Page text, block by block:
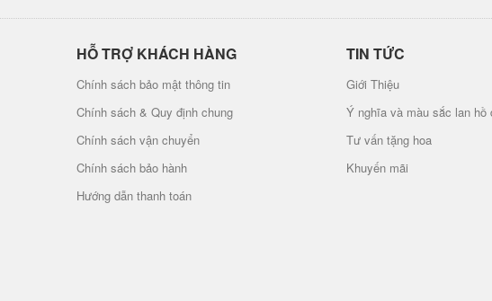
HỖ TRỢ KHÁCH HÀNG
Chính sách bảo mật thông tin
Chính sách & Quy định chung
Chính sách vận chuyển
Chính sách bảo hành
Hướng dẫn thanh toán
TIN TỨC
Giới Thiệu
Ý nghĩa và màu sắc lan hồ
Tư vấn tặng hoa
Khuyến mãi